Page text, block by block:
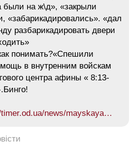
были на ж\д», «закрыли
«забарикадировались». «дал
разбарикадировать двери
понимать?«Спешили
в внутренним войскам
центра афины « 8:13-
news/mayskaya…